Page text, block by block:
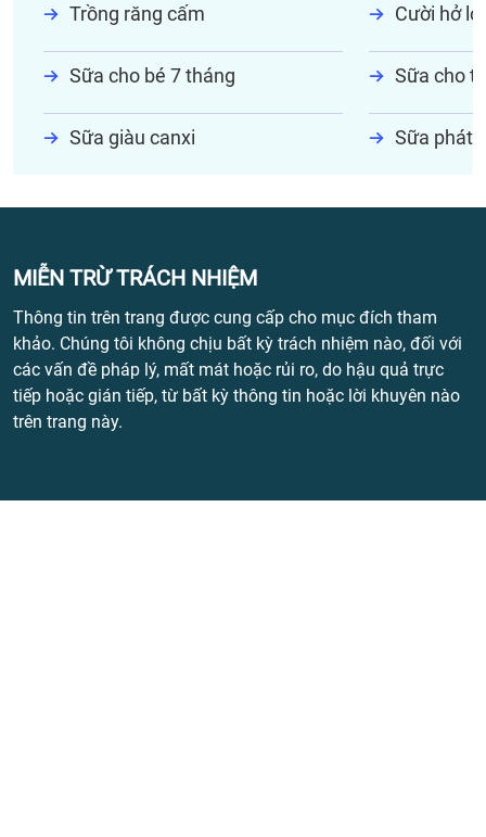
Trồng răng cấm Cười hở lợi
Sữa cho bé 7 tháng Sữa cho
Sữa giàu canxi Sữa phát
MIỄN TRỪ TRÁCH NHIỆM
Thông tin trên trang được cung cấp cho mục đích tham
khảo. Chúng tôi không chịu bất kỳ trách nhiệm nào, đối với
các vấn đề pháp lý, mất mát hoặc rủi ro, do hậu quả trực
tiếp hoặc gián tiếp, từ bất kỳ thông tin hoặc lời khuyên nào
trên trang này.